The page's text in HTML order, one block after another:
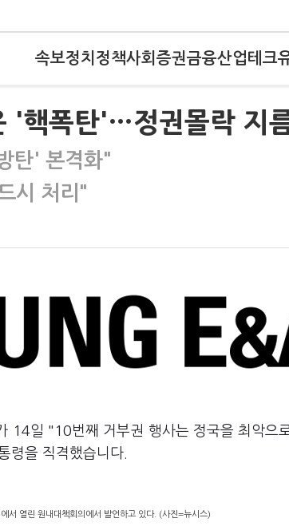
속보정치 정책사회 증권금융산업테크
'핵폭탄'…정권몰락 지
탄' 본격화"
시 처리"
14일 "10번째 거부권 행사는 정국을 최악으
령을 직격했습니다.
서 열린 원내대책회의에서 발언하고 있다. (사진=뉴시스)